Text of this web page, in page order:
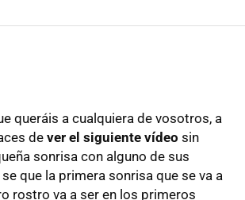
queráis a cualquiera de vosotros, a
de ver el siguiente vídeo sin
sonrisa con alguno de sus
que la primera sonrisa que se va a
rostro va a ser en los primeros